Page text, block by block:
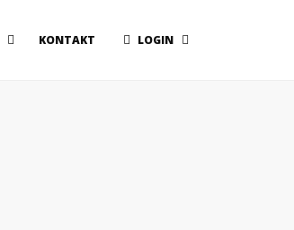
KONTAKT LOGIN